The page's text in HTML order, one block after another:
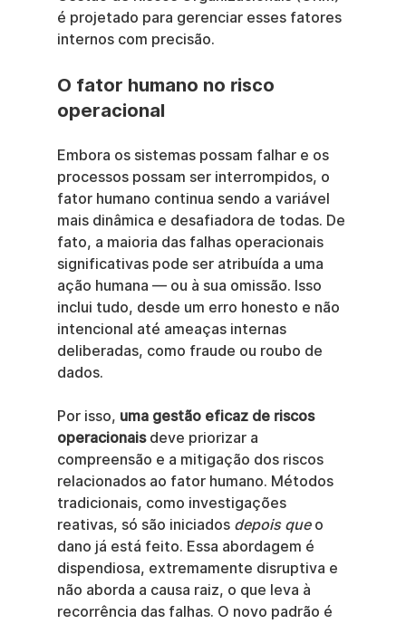
é projetado para gerenciar esses fatores
internos com precisão.
O fator humano no risco
operacional
Embora os sistemas possam falhar e os
processos possam ser interrompidos, o
fator humano continua sendo a variável
mais dinâmica e desafiadora de todas. De
fato, a maioria das falhas operacionais
significativas pode ser atribuída a uma
ação humana — ou à sua omissão. Isso
inclui tudo, desde um erro honesto e não
intencional até ameaças internas
deliberadas, como fraude ou roubo de
dados.
Por isso, uma gestão eficaz de riscos
operacionais deve priorizar a
compreensão e a mitigação dos riscos
relacionados ao fator humano. Métodos
tradicionais, como investigações
reativas, só são iniciados depois que o
dano já está feito. Essa abordagem é
dispendiosa, extremamente disruptiva e
não aborda a causa raiz, o que leva à
recorrência das falhas. O novo padrão é